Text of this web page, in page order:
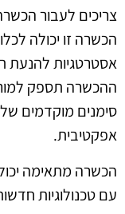
צריכים לעבור
הכשרה זו יכולה
אסטרטגיות להנעת
ההכשרה תספק
סימנים מוקדמים
אפקטיבית.
הכשרה מתאימה
עם טכנולוגיות